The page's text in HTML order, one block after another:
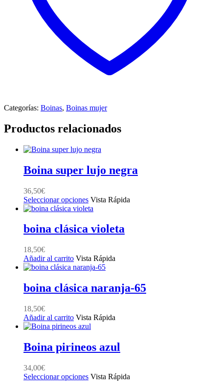
Categorías: Boinas, Boinas mujer
Productos relacionados
Boina super lujo negra
36,50€
Seleccionar opciones Este
producto
múltiples
variantes.
se
pueden
en
la
de
producto
Vista Rápida
boina clásica violeta
18,50€
Añadir al carrito Vista Rápida
boina clásica naranja-65
18,50€
Añadir al carrito Vista Rápida
Boina pirineos azul
34,00€
Seleccionar opciones Este
Vista Rápida